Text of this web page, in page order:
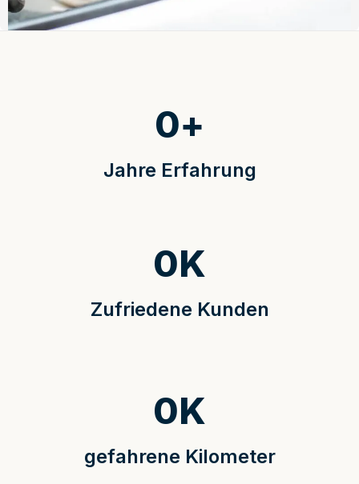
Jahre Erfahrung
0+
Zufriedene Kunden
0K
gefahrene Kilometer
0K